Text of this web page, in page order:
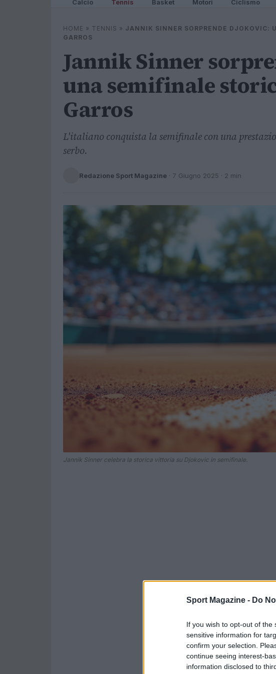
Sport Magazine - Do
If you wish to opt-out of
sensitive information for
confirm your selection.
continue seeing interest-
information disclosed to
Calcio Tennis Basket Motori Ciclismo
HOME » TENNIS » JANNIK SINNER SORPRENDE DJOKOVIC:
GARROS
Jannik Sinner
una semifinale
Garros
L'italiano conquista la semifinale con una
serbo.
Redazione Sport Magazine · 7 Giugno 2025 · 2 min
Jannik Sinner celebra la storica vittoria su Djokovic in semifinale.